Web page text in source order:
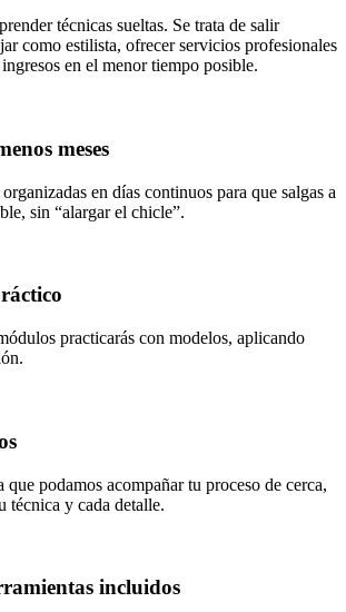
técnicas sueltas. Se trata de salir
como estilista, ofrecer servicios profesionales
en el menor tiempo posible.
meses
en días continuos para que salgas a
sin “alargar el chicle”.
practicarás con modelos, aplicando
podamos acompañar tu proceso de cerca,
técnica y cada detalle.
incluidos